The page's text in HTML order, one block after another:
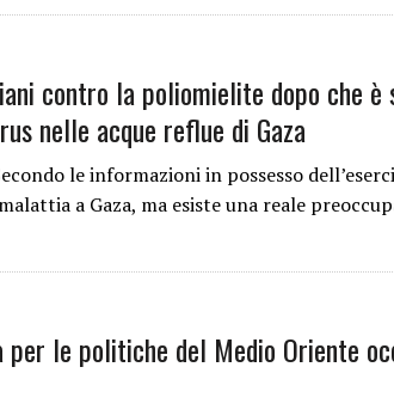
contro la poliomielite dopo che
nelle acque reflue di Gaza
le informazioni in possesso
a Gaza, ma esiste una reale
le politiche del Medio Oriente